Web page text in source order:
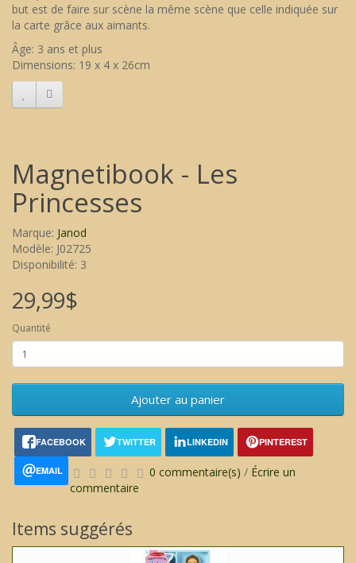
but est de faire sur scène la même scène que celle indiquée sur
la carte grâce aux aimants.
Âge: 3 ans et plus
Dimensions: 19 x 4 x 26cm
Magnetibook - Les
Princesses
Marque: Janod
Modèle: J02725
Disponibilité: 3
29,99$
Quantité
Ajouter au panier
FACEBOOK TWITTER LINKEDIN PINTEREST
EMAIL 0 commentaire(s) / Écrire un
commentaire
Items suggérés